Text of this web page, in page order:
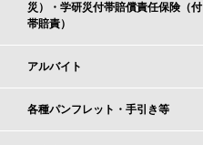
災）・学研災付帯賠償責任保険（付
帯賠責）
アルバイト
各種パンフレット・手引き等